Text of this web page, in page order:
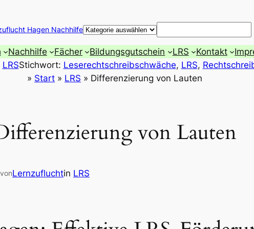
Hagen Nachhilfe Suchen
Nachhilfe Fächer Bildungsgutschein LRS Kontakt
LRSStichwort: Leserechtschreibschwäche, LRS,
» Start » LRS » Differenzierung von Lauten
von Lauten
vonLernzufluchtin LRS